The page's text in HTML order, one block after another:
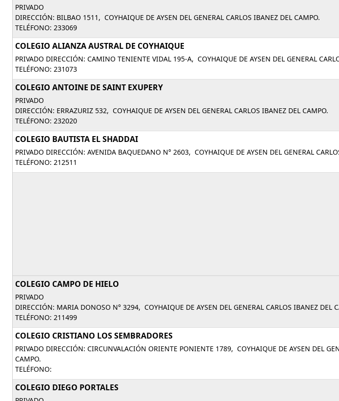
PRIVADO
DIRECCIÓN: BILBAO 1511, COYHAIQUE DE AYSEN DEL GENERAL CARLOS IBANEZ DEL CAMPO.
TELÉFONO: 233069
COLEGIO ALIANZA AUSTRAL DE COYHAIQUE
PRIVADO DIRECCIÓN: CAMINO TENIENTE VIDAL 195-A, COYHAIQUE DE AYSEN DEL GENERAL
TELÉFONO: 231073
COLEGIO ANTOINE DE SAINT EXUPERY
PRIVADO
DIRECCIÓN: ERRAZURIZ 532, COYHAIQUE DE AYSEN DEL GENERAL CARLOS IBANEZ DEL CAMPO.
TELÉFONO: 232020
COLEGIO BAUTISTA EL SHADDAI
PRIVADO DIRECCIÓN: AVENIDA BAQUEDANO N° 2603, COYHAIQUE DE AYSEN DEL GENERAL
TELÉFONO: 212511
COLEGIO CAMPO DE HIELO
PRIVADO
DIRECCIÓN: MARIA DONOSO N° 3294, COYHAIQUE DE AYSEN DEL GENERAL CARLOS IBANEZ DEL
TELÉFONO: 211499
COLEGIO CRISTIANO LOS SEMBRADORES
PRIVADO DIRECCIÓN: CIRCUNVALACIÓN ORIENTE PONIENTE 1789, COYHAIQUE DE AYSEN DEL
CAMPO.
TELÉFONO:
COLEGIO DIEGO PORTALES